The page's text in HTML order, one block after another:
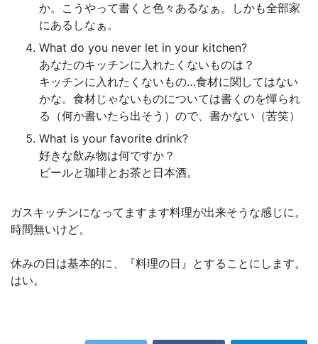
か。こうやって書くと色々あるなぁ。しかも全部家
にあるしなぁ。
What do you never let in your kitchen?
あなたのキッチンに入れたくないものは？
キッチンに入れたくないもの…食材に関してはない
かな。食材じゃないものについては書くのを憚られ
る（何か書いたら出そう）ので、書かない（苦笑）
What is your favorite drink?
好きな飲み物は何ですか？
ビールと珈琲とお茶と日本酒。
ガスキッチンになってますます料理が出来そうな感じに。
時間無いけど。
休みの日は基本的に、『料理の日』とすることにします。
はい。